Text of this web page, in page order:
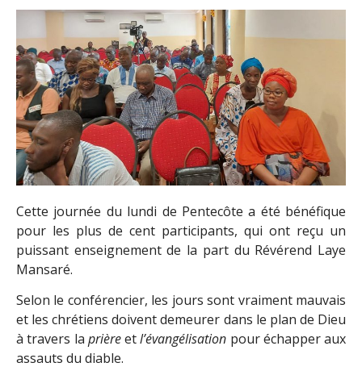
Cette journée du lundi de Pentecôte a été bénéfique
pour les plus de cent participants, qui ont reçu un
puissant enseignement de la part du Révérend Laye
Mansaré.
Selon le conférencier, les jours sont vraiment mauvais
et les chrétiens doivent demeurer dans le plan de Dieu
à travers la prièreetl’évangélisation pour échapper aux
assauts du diable.